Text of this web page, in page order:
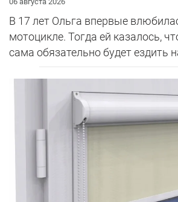
В 17 лет Ольга впервые
мотоцикле. Тогда ей казалось,
сама обязательно будет ездить